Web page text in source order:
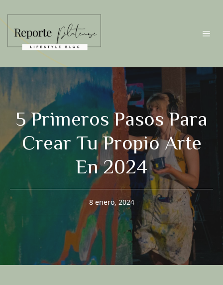
contenido
5 Primeros Pasos Para
Crear Tu Propio Arte
En 2024
8 enero, 2024